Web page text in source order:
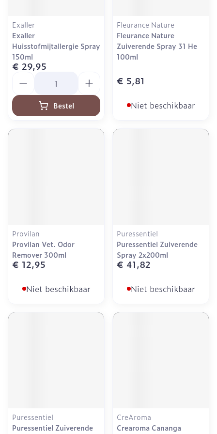
Exaller
Exaller
Huisstofmijtallergie Spray
150ml
€ 29,95
Bestel
Fleurance Nature
Fleurance Nature
Zuiverende Spray 31 He
100ml
€ 5,81
Niet beschikbaar
Provilan
Provilan Vet. Odor
Remover 300ml
€ 12,95
Niet beschikbaar
Puressentiel
Puressentiel Zuiverende
Spray 2x200ml
€ 41,82
Niet beschikbaar
Puressentiel
Puressentiel Zuiverende
CreAroma
Crearoma Cananga